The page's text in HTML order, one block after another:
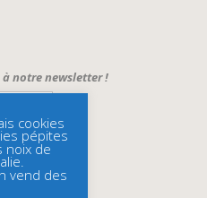
notre newsletter !
cookies
pépites
noix de
vend des